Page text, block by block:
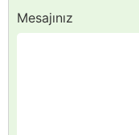
Mesajınız